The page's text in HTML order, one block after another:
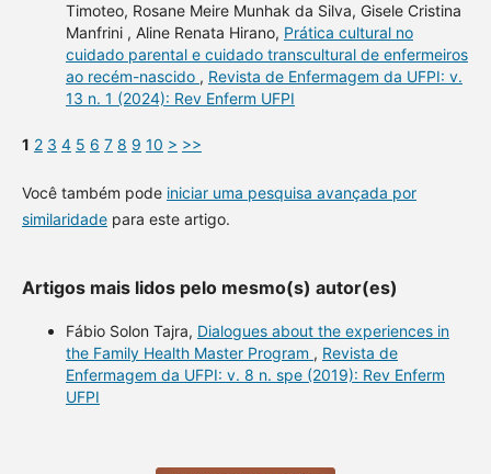
Timoteo, Rosane Meire Munhak da Silva, Gisele Cristina
Manfrini , Aline Renata Hirano, Prática cultural no
cuidado parental e cuidado transcultural de enfermeiros
ao recém-nascido , Revista de Enfermagem da UFPI: v.
13 n. 1 (2024): Rev Enferm UFPI
1 2 3 4 5 6 7 8 9 10 > >>
Você também pode iniciar uma pesquisa avançada por
similaridadepara este artigo.
Artigos mais lidos pelo mesmo(s) autor(es)
Fábio Solon Tajra, Dialogues about the experiences in
the Family Health Master Program , Revista de
Enfermagem da UFPI: v. 8 n. spe (2019): Rev Enferm
UFPI